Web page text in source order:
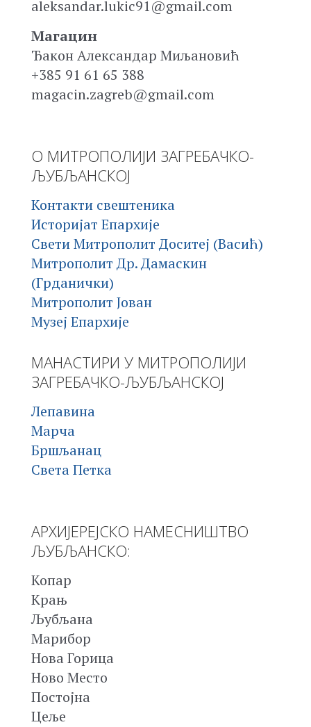
aleksandar.lukic91@gmail.com
Магацин
Ђакон Александар Миљановић
+385 91 61 65 388
magacin.zagreb@gmail.com
О МИТРОПОЛИЈИ ЗАГРЕБАЧКО-
ЉУБЉАНСКОЈ
Контакти свештеника
Историјат Епархије
Свети Митрополит Доситеј (Васић)
Митрополит Др. Дамаскин
(Грданички)
Митрополит Јован
Музеј Епархије
МАНАСТИРИ У МИТРОПОЛИЈИ
ЗАГРЕБАЧКО-ЉУБЉАНСКОЈ
Лепавина
Марча
Бршљанац
Света Петка
АРХИЈЕРЕЈСКО НАМЕСНИШТВО
ЉУБЉАНСКО:
Копар
Крањ
Љубљана
Марибор
Нова Горица
Ново Место
Постојна
Цеље